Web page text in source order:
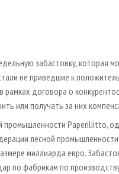
забастовку, которая
не приведшие к
рамках договора о
или получать за них
промышленности Paperiliitto,
лесной
миллиарда евро.
по фабрикам по